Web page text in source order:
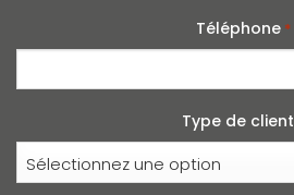
Téléphone *
Type de client